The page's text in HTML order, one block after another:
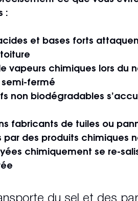
:
et bases forts
vapeurs chimiques lors du
fermé
non biodégradables
fabricants de tuiles ou
des produits chimiques
chimiquement se re-